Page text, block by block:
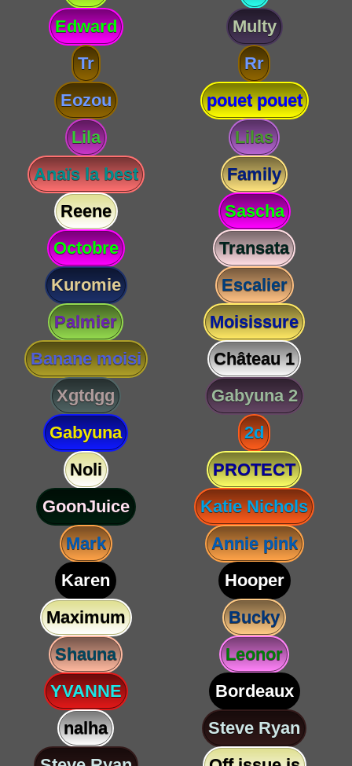
Edward
Multy
Tr
Rr
Eozou
pouet pouet
Lila
Lilas
Anaïs la best
Family
Reene
Sascha
Octobre
Transata
Kuromie
Escalier
Palmier
Moisissure
Banane moisi
Château 1
Xgtdgg
Gabyuna 2
Gabyuna
2d
Noli
PROTECT
GoonJuice
Katie Nichols
Mark
Annie pink
Karen
Hooper
Maximum
Bucky
Shauna
Leonor
YVANNE
Bordeaux
nalha
Steve Ryan